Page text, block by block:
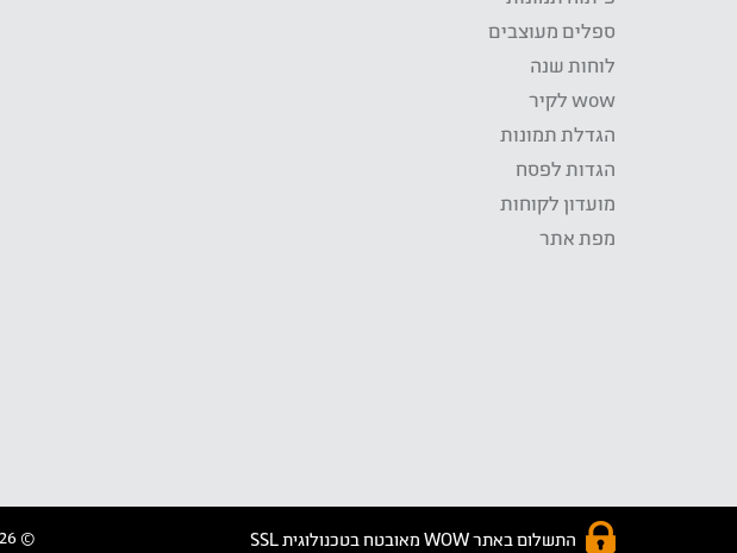
ספלים מעוצבים
לוחות שנה
wow לקיר
הגדלת תמונות
הגדות לפסח
מועדון לקוחות
מפת אתר
התשלום באתר WOW מאובטח בטכנולוגית SSL © 2026 כל הזכויות שמורות